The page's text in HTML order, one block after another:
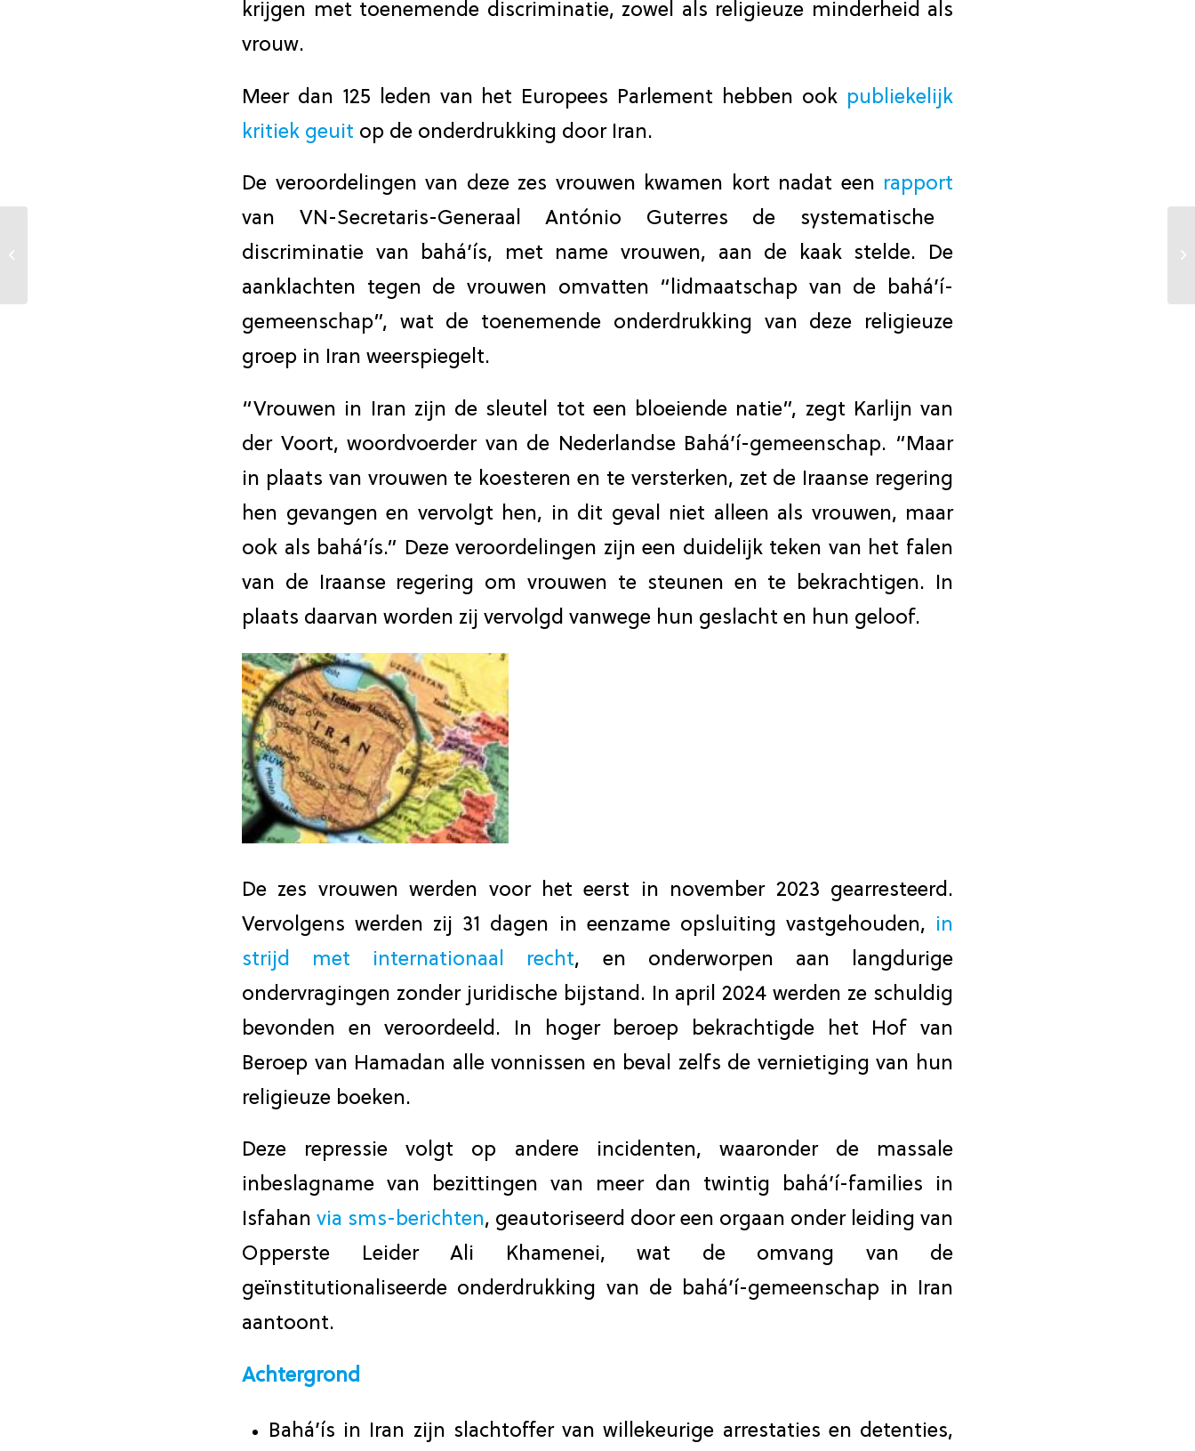
krijgen met toenemende discriminatie, zowel als religieuze minderheid als
vrouw.
Meer dan 125 leden van het Europees Parlement hebben ook publiekelijk
kritiek geuit op de onderdrukking door Iran.
De veroordelingen van deze zes vrouwen kwamen kort nadat een rapport
van VN-Secretaris-Generaal António Guterres de systematische
discriminatie van bahá’ís, met name vrouwen, aan de kaak stelde. De
aanklachten tegen de vrouwen omvatten “lidmaatschap van de bahá’í-
gemeenschap”, wat de toenemende onderdrukking van deze religieuze
groep in Iran weerspiegelt.
“Vrouwen in Iran zijn de sleutel tot een bloeiende natie”, zegt Karlijn van
der Voort, woordvoerder van de Nederlandse Bahá’í-gemeenschap. “Maar
in plaats van vrouwen te koesteren en te versterken, zet de Iraanse regering
hen gevangen en vervolgt hen, in dit geval niet alleen als vrouwen, maar
ook als bahá’ís.” Deze veroordelingen zijn een duidelijk teken van het falen
van de Iraanse regering om vrouwen te steunen en te bekrachtigen. In
plaats daarvan worden zij vervolgd vanwege hun geslacht en hun geloof.
De zes vrouwen werden voor het eerst in november 2023 gearresteerd.
Vervolgens werden zij 31 dagen in eenzame opsluiting vastgehouden, in
strijd met internationaal recht, en onderworpen aan langdurige
ondervragingen zonder juridische bijstand. In april 2024 werden ze schuldig
bevonden en veroordeeld. In hoger beroep bekrachtigde het Hof van
Beroep van Hamadan alle vonnissen en beval zelfs de vernietiging van hun
religieuze boeken.
Deze repressie volgt op andere incidenten, waaronder de massale
inbeslagname van bezittingen van meer dan twintig bahá’í-families in
Isfahan via sms-berichten, geautoriseerd door een orgaan onder leiding van
Opperste Leider Ali Khamenei, wat de omvang van de
geïnstitutionaliseerde onderdrukking van de bahá’í-gemeenschap in Iran
aantoont.
Achtergrond
Bahá’ís in Iran zijn slachtoffer van willekeurige arrestaties en detenties,